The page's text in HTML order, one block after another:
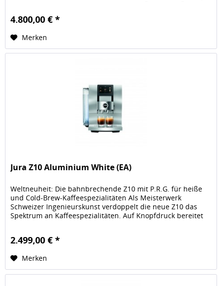
4.800,00 € *
Merken
Jura Z10 Aluminium White (EA)
Weltneuheit: Die bahnbrechende Z10 mit P.R.G. für heiße
und Cold-Brew-Kaffeespezialitäten Als Meisterwerk
Schweizer Ingenieurskunst verdoppelt die neue Z10 das
Spektrum an Kaffeespezialitäten. Auf Knopfdruck bereitet
2.499,00 € *
Merken